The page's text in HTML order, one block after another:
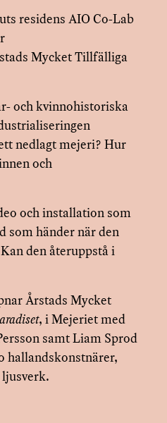
residens AIO Co-Lab
Mycket Tillfälliga
och kvinnohistoriska
nedlagt mejeri? Hur
och
och installation som
som händer när den
den återuppstå i
Årstads Mycket
, i Mejeriet med
samt Liam Sprod
hallandskonstnärer,